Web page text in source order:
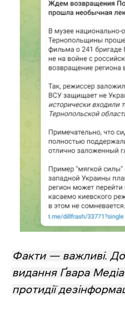
Факти — важливі.
видання Ґвара
протидії